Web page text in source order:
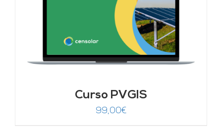
Curso PVGIS
99,00€